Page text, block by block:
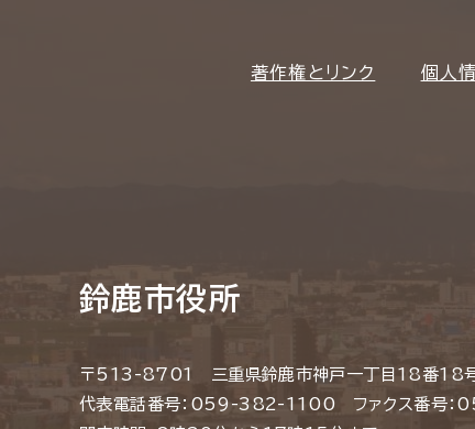
著作権とリンク 個人
鈴鹿市役所
〒513-8701 三重県鈴鹿市神戸一丁目18番18
代表電話番号：059-382-1100 ファクス番号